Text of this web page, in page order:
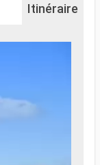
Itinéraire